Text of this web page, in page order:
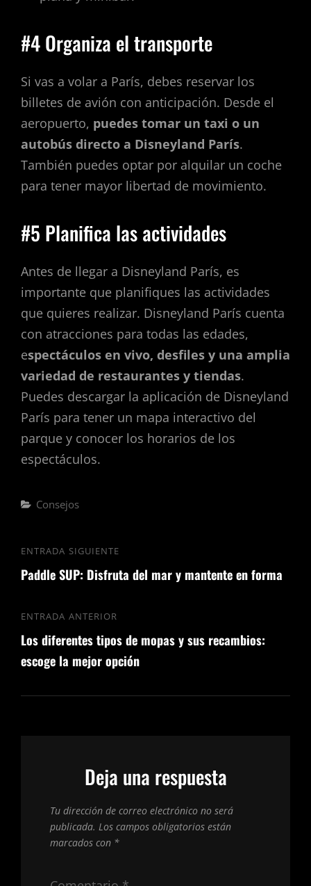
#4 Organiza el transporte
Si vas a volar a París, debes reservar los
billetes de avión con anticipación. Desde el
aeropuerto, puedes tomar un taxi o un
autobús directo a Disneyland París.
También puedes optar por alquilar un coche
para tener mayor libertad de movimiento.
#5 Planifica las actividades
Antes de llegar a Disneyland París, es
importante que planifiques las actividades
que quieres realizar. Disneyland París cuenta
con atracciones para todas las edades,
espectáculos en vivo, desfiles y una amplia
variedad de restaurantes y tiendas.
Puedes descargar la aplicación de Disneyland
París para tener un mapa interactivo del
parque y conocer los horarios de los
espectáculos.
Categorías
Consejos
Navegación
de
Entrada
anterior
ENTRADA ANTERIOR
Los diferentes tipos de mopas y sus recambios:
escoge la mejor opción
Entrada
siguiente
ENTRADA SIGUIENTE
Paddle SUP: Disfruta del mar y mantente en forma
Deja una respuesta
Tu dirección de correo electrónico no será
publicada. Los campos obligatorios están
marcados con *